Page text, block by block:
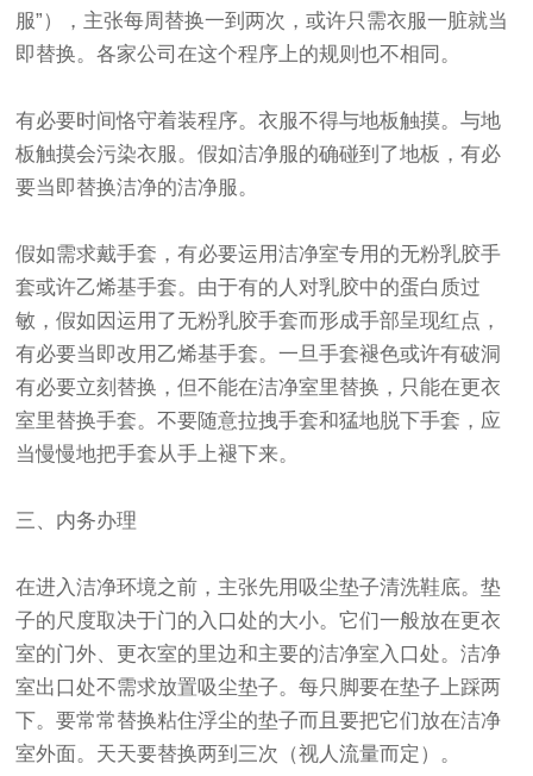
服”），主张每周替换一到两次，或许只需衣服一脏就当
即替换。各家公司在这个程序上的规则也不相同。
有必要时间恪守着装程序。衣服不得与地板触摸。与地
板触摸会污染衣服。假如洁净服的确碰到了地板，有必
要当即替换洁净的洁净服。
假如需求戴手套，有必要运用洁净室专用的无粉乳胶手
套或许乙烯基手套。由于有的人对乳胶中的蛋白质过
敏，假如因运用了无粉乳胶手套而形成手部呈现红点，
有必要当即改用乙烯基手套。一旦手套褪色或许有破洞
有必要立刻替换，但不能在洁净室里替换，只能在更衣
室里替换手套。不要随意拉拽手套和猛地脱下手套，应
当慢慢地把手套从手上褪下来。
三、内务办理
在进入洁净环境之前，主张先用吸尘垫子清洗鞋底。垫
子的尺度取决于门的入口处的大小。它们一般放在更衣
室的门外、更衣室的里边和主要的洁净室入口处。洁净
室出口处不需求放置吸尘垫子。每只脚要在垫子上踩两
下。要常常替换粘住浮尘的垫子而且要把它们放在洁净
室外面。天天要替换两到三次（视人流量而定）。